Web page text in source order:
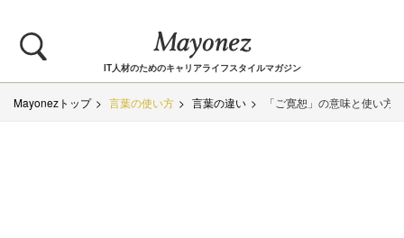
IT人材のためのキャリアライフスタイルマガジン
Mayonezトップ 言葉の使い方 言葉の違い 「ご寛恕」の意味と使い方